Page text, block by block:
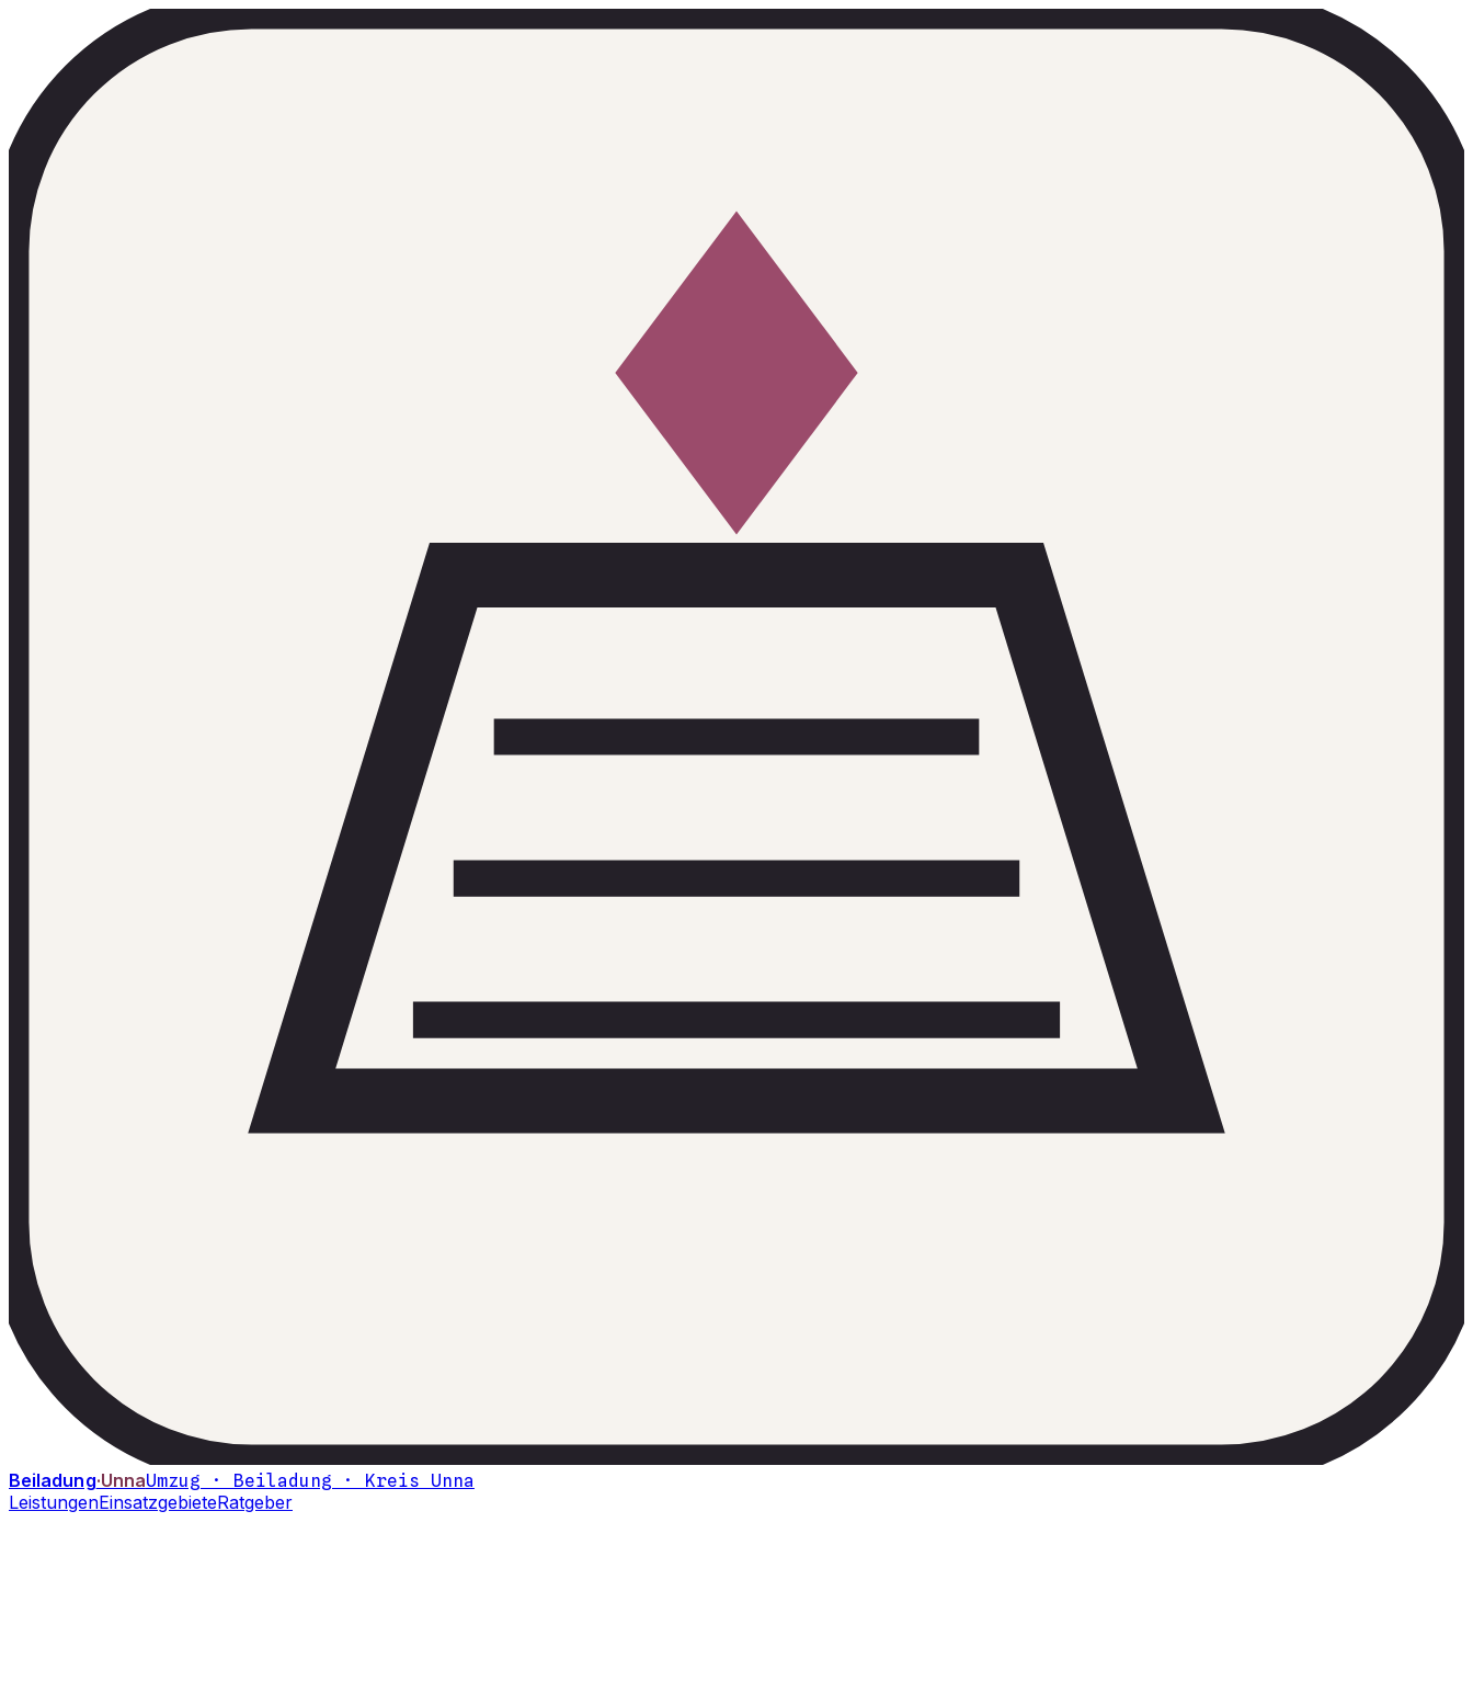
Beiladung·UnnaUmzug · Beiladung · Kreis Unna
LeistungenEinsatzgebieteRatgeber